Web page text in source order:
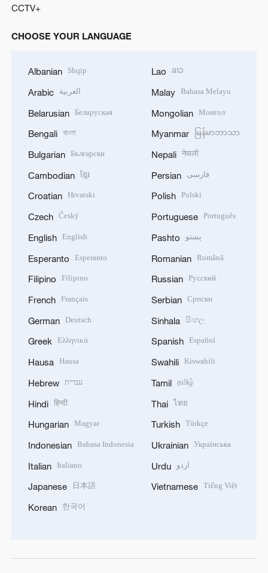
CCTV+
CHOOSE YOUR LANGUAGE
Albanian Shqip
Arabic العربية
Belarusian Беларуская
Bengali বাংলা
Bulgarian Български
Cambodian ខ្មែរ
Croatian Hrvatski
Czech Český
English English
Esperanto Esperanto
Filipino Filipino
French Français
German Deutsch
Greek Ελληνικά
Hausa Hausa
Hebrew עברית
Hindi हिन्दी
Hungarian Magyar
Indonesian Bahasa Indonesia
Italian Italiano
Japanese 日本語
Korean 한국어
Lao ລາວ
Malay Bahasa Melayu
Mongolian Монгол
Myanmar မြန်မာဘာသာ
Nepali नेपाली
Persian فارسی
Polish Polski
Portuguese Português
Pashto پښتو
Romanian Română
Russian Русский
Serbian Српски
Sinhala සිංහල
Spanish Español
Swahili Kiswahili
Tamil தமிழ்
Thai ไทย
Turkish Türkçe
Ukrainian Українська
Urdu اردو
Vietnamese Tiếng Việt